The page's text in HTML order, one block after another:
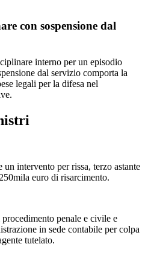
con sospensione dal
interno per un episodio
dal servizio comporta la
legali per la difesa nel
intervento per rissa, terzo astante
euro di risarcimento.
penale e civile e
in sede contabile per colpa
tutelato.